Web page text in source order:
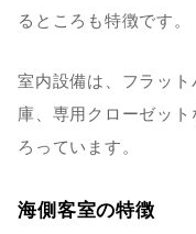
るところも特徴です。
室内設備は、フラッ
庫、専用クローゼッ
ろっています。
海側客室の特徴